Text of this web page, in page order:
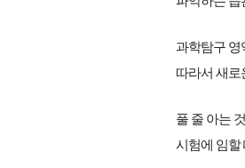
과학탐구 영
따라서 새
풀 줄 아는
시험에 임할